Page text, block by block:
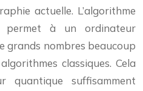
actuelle. L’algorithme
permet à un ordinateur
grands nombres beaucoup
classiques. Cela
quantique suffisamment